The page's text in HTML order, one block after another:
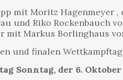
mit Moritz Hagenmeyer
und Riko Rockenbauch
mit Markus Borlinghaus
und finalen
Sonntag, der 6. Oktober